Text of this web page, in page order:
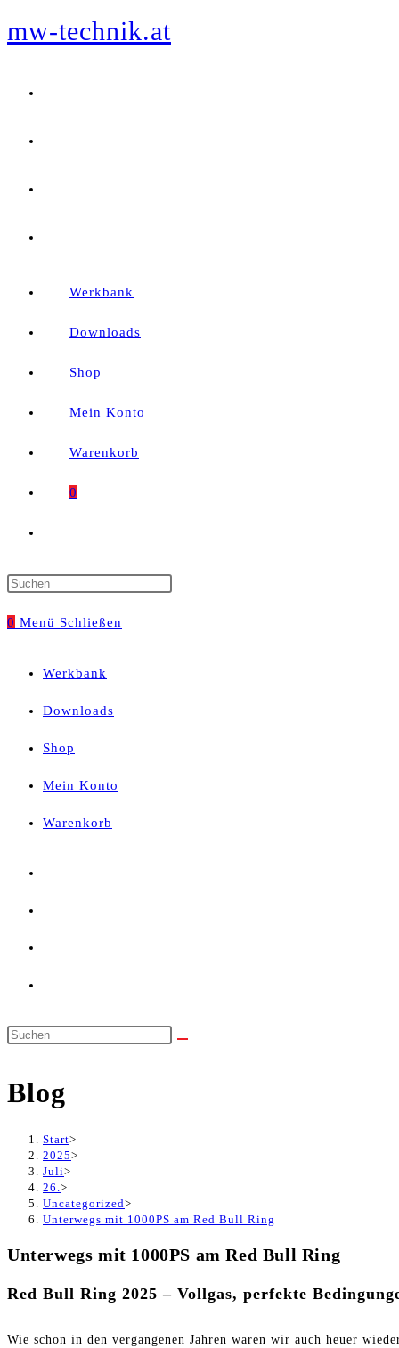
Zum
springen
mw-technik.at
Werkbank
Downloads
Shop
Mein Konto
Warenkorb
0
Suche
0 Menü Schließen
Werkbank
Downloads
Shop
Mein Konto
Warenkorb
Diese
durchsuchen
Blog
Start>
2025>
Juli>
26. >
Uncategorized>
Unterwegs mit 1000PS am Red Bull Ring
Unterwegs mit 1000PS am Red Bull Ring
Red Bull Ring 2025 – Vollgas, perfekte
Wie schon in den vergangenen Jahren waren wir auch heuer